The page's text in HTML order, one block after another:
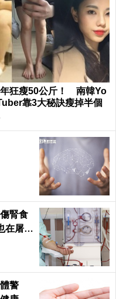
狂瘦50公斤！ 南韓Yo
靠3大秘訣瘦掉半個
腎食
在屠殺
警